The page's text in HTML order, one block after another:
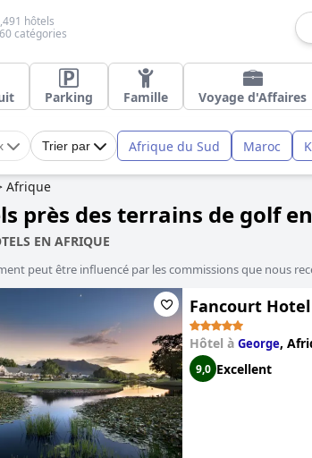
hôtels
catégories
Parking Famille Voyage d'Affaires
Trier par Afrique du Sud Maroc
Afrique
près des terrains de golf
EN AFRIQUE
peut être influencé par les commissions que nous
Fancourt Hotel
Hôtel à George,
9,0 Excellent